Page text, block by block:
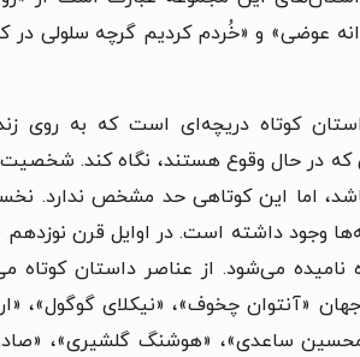
عوضی» و «خُردم کردیم گرچه سلولی در
کوتاه دریچه‌ای است که به روی
در حال وقوع هستند، نگاه کند. شخصیت
اما این کوتاهی حد مشخص ندارد.
وجود داشته است. در اوایل قرن نوزدهم
نامیده می‌شود. از عناصر داستان کوتاه
«آنتوان چخوف»، «نیکلای گوگول»،
ساعدی»، «هوشنگ گلشیری»،